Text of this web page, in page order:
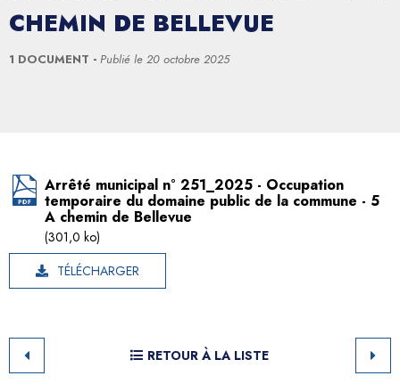
CHEMIN DE BELLEVUE
1 DOCUMENT Publié le 20 octobre 2025
Arrêté municipal n° 251_2025 - Occupation
temporaire du domaine public de la commune - 5
A chemin de Bellevue
(301,0 ko)
TÉLÉCHARGER
RETOUR À LA LISTE